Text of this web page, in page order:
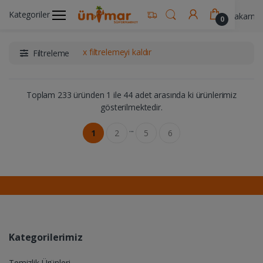
Kategoriler 0
Ünimar Anasayfa Gıda & Yemek Ürünleri Makarna
Filtreleme x filtrelemeyi kaldır
Toplam 233 üründen 1 ile 44 adet arasında ki ürünlerimiz
gösterilmektedir.
1 2 ... 5 6
Kategorilerimiz